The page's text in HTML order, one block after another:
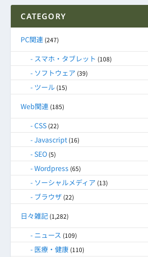
CATEGORY
PC関連 (247)
スマホ・タブレット (108)
ソフトウェア (39)
ツール (15)
Web関連 (185)
CSS (22)
Javascript (16)
SEO (5)
Wordpress (65)
ソーシャルメディア (13)
ブラウザ (22)
日々雑記 (1,282)
ニュース (109)
医療・健康 (110)